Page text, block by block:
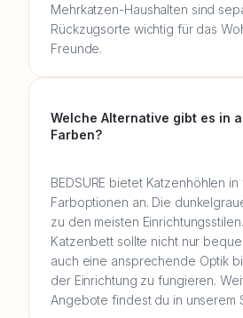
Mehrkatzen-Haushalten sind
Rückzugsorte wichtig für das
Freunde.
Welche Alternative gibt es in
Farben?
BEDSURE bietet Katzenhöhlen
Farboptionen an. Die
zu den meisten
Katzenbett sollte nicht nur
auch eine ansprechende Optik
der Einrichtung zu fungieren.
Angebote findest du in unserem